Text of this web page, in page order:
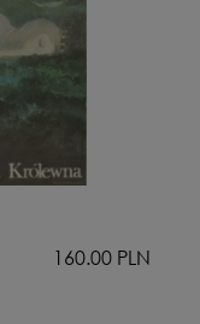
160.00 PLN